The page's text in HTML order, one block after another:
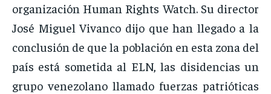
organización Human Rights Watch. Su director
José Miguel Vivanco dijo que han llegado a la
conclusión de que la población en esta zona del
país está sometida al ELN, las disidencias un
grupo venezolano llamado fuerzas patrióticas